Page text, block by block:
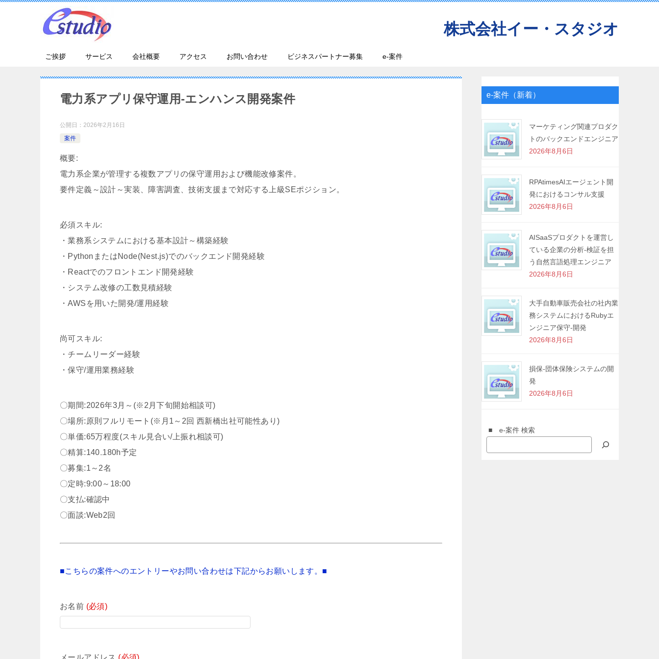
株式会社イー・スタジオ
ご挨拶 サービス 会社概要 アクセス お問い合わせ ビジネスパートナー募集 e-案件
電力系アプリ保守運用-エンハンス開発案件
公開日： 2026年2月16日
案件
概要:
電力系企業が管理する複数アプリの保守運用および機能改修案件。
要件定義～設計～実装、障害調査、技術支援まで対応する上級SEポジション。
必須スキル:
・業務系システムにおける基本設計～構築経験
・PythonまたはNode(Nest.js)でのバックエンド開発経験
・Reactでのフロントエンド開発経験
・システム改修の工数見積経験
・AWSを用いた開発/運用経験
尚可スキル:
・チームリーダー経験
・保守/運用業務経験
〇期間:2026年3月～(※2月下旬開始相談可)
〇場所:原則フルリモート(※月1～2回 西新橋出社可能性あり)
〇単価:65万程度(スキル見合い/上振れ相談可)
〇精算:140₋180h予定
〇募集:1～2名
〇定時:9:00～18:00
〇支払:確認中
〇面談:Web2回
■こちらの案件へのエントリーやお問い合わせは下記からお願いします。■
お名前 (必須)
メールアドレス (必須)
e-案件（新着）
マーケティング関連プロダク
トのバックエンドエンジニア
2026年8月6日
RPAtimesAIエージェント開
発におけるコンサル支援
2026年8月6日
AISaaSプロダクトを運営し
ている企業の分析-検証を担
う自然言語処理エンジニア
2026年8月6日
大手自動車販売会社の社内業
務システムにおけるRubyエ
ンジニア保守-開発
2026年8月6日
損保-団体保険システムの開
発
2026年8月6日
■ e-案件 検索